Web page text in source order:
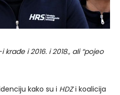
krađe i 2016. i 2018., ali “pojeo
kako su i HDZi koalicija